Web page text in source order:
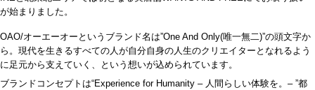
が始まりました。
OAO/オーエーオーというブランド名は”One And Only(唯一無二)”の頭文字か
ら。現代を生きるすべての人が自分自身の人生のクリエイターとなれるよう
に足元から支えていく、という想いが込められています。
ブランドコンセプトは“Experience for Humanity – 人間らしい体験を。 – ”都